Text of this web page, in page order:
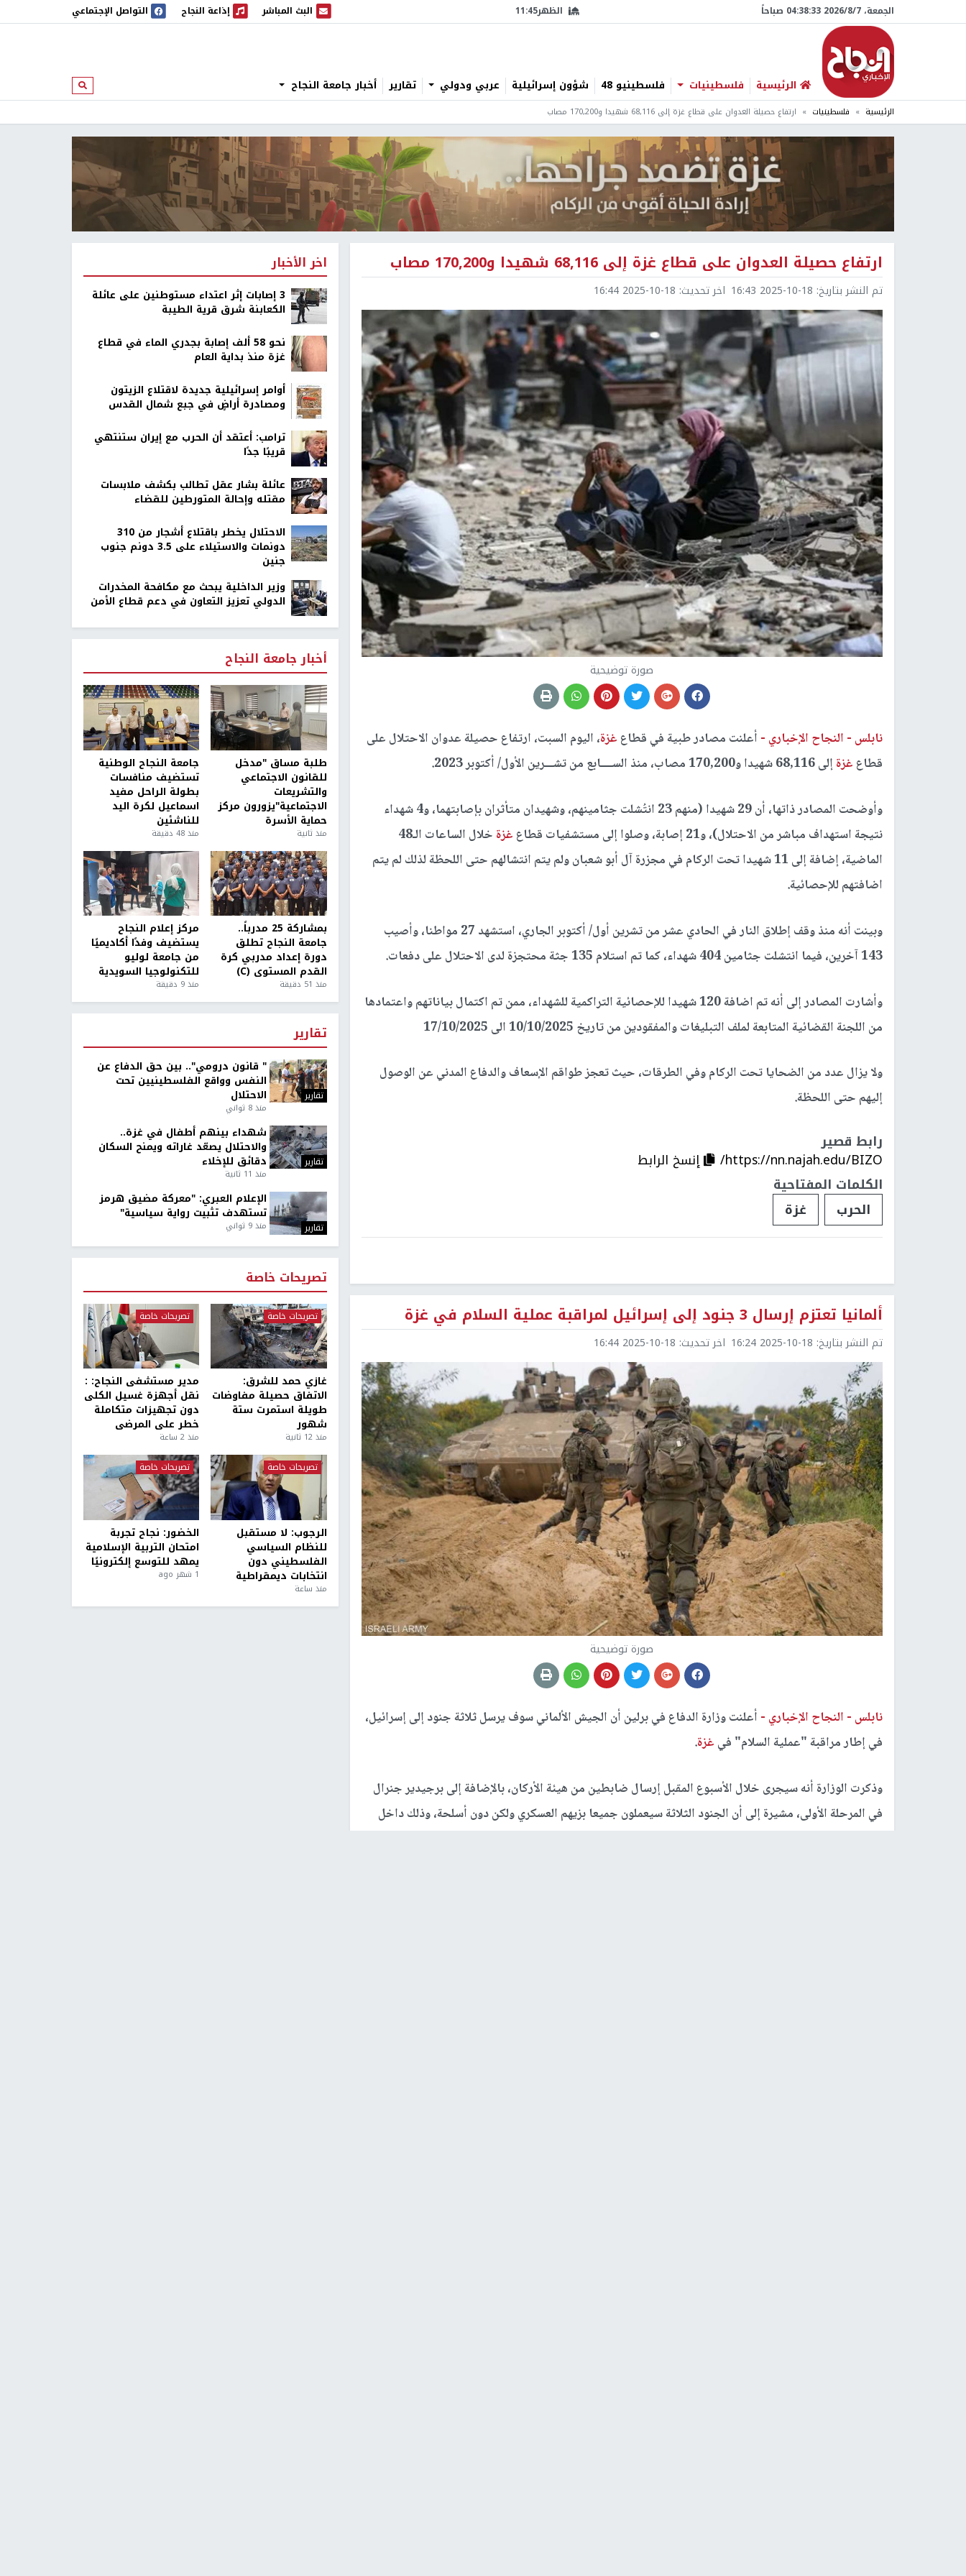
الجمعة، 7/‏8/‏2026 04:38:34 صباحاً الظهر11:45 البث المباشر
البث المباشر إذاعة النجاح
إذاعة النجاح التواصل الإجتماعي
الرئيسية فلسطينيات فلسطينيو 48 شؤون إسرائيلية عربي ودولي تقارير أخبار جامعة النجاح ابحث
الرئيسية فلسطينيات ارتفاع حصيلة العدوان على قطاع غزة إلى 68,116 شهيدا و170,200 مصاب
ارتفاع حصيلة العدوان على قطاع غزة إلى 68,116 شهيدا و170,200 مصاب
تم النشر بتاريخ: 2025-10-18 16:43 اخر تحديث: 2025-10-18 16:44
صورة توضيحية
نابلس - النجاح الإخباري - أعلنت مصادر طبية في قطاع غزة، اليوم السبت، ارتفاع حصيلة عدوان الاحتلال على
قطاع غزةإلى 68,116 شهيدا و170,200 مصاب، منذ الســــابع من تشـــرين الأول/ أكتوبر 2023.
وأوضحت المصادر ذاتها، أن 29 شهيدا (منهم 23 انتُشلت جثامينهم، وشهيدان متأثران بإصابتهما، و4 شهداء
نتيجة استهداف مباشر من الاحتلال)، و21 إصابة، وصلوا إلى مستشفيات قطاع
غزة
خلال الساعات الـ48
الماضية، إضافة إلى 11 شهيدا تحت الركام في مجزرة آل أبو شعبان ولم يتم انتشالهم حتى اللحظة لذلك لم يتم
اضافتهم للإحصائية.
وبينت أنه منذ وقف إطلاق النار في الحادي عشر من تشرين أول/ أكتوبر الجاري، استشهد 27 مواطنا، وأصيب
143 آخرين، فيما انتشلت جثامين 404 شهداء، كما تم استلام 135 جثة محتجزة لدى الاحتلال على دفعات.
وأشارت المصادر إلى أنه تم اضافة 120 شهيدا للإحصائية التراكمية للشهداء، ممن تم اكتمال بياناتهم واعتمادها
من اللجنة القضائية المتابعة لملف التبليغات والمفقودين من تاريخ 10/10/2025 الى 17/10/2025
ولا يزال عدد من الضحايا تحت الركام وفي الطرقات، حيث تعجز طواقم الإسعاف والدفاع المدني عن الوصول
إليهم حتى اللحظة.
رابط قصير
https://nn.najah.edu/BIZO/
إنسخ الرابط
الكلمات المفتاحية
الحرب
غزة
ألمانيا تعتزم إرسال 3 جنود إلى إسرائيل لمراقبة عملية السلام في غزة
تم النشر بتاريخ: 2025-10-18 16:24 اخر تحديث: 2025-10-18 16:44
صورة توضيحية
نابلس - النجاح الإخباري - أعلنت وزارة الدفاع في برلين أن الجيش الألماني سوف يرسل ثلاثة جنود إلى إسرائيل،
في إطار مراقبة "عملية السلام" في غزة.
وذكرت الوزارة أنه سيجرى خلال الأسبوع المقبل إرسال ضابطين من هيئة الأركان، بالإضافة إلى برجيدير جنرال
في المرحلة الأولى، مشيرة إلى أن الجنود الثلاثة سيعملون جميعا بزيهم العسكري ولكن دون أسلحة، وذلك داخل
اخر الأخبار
‏3 إصابات إثر اعتداء مستوطنين على عائلة
الكعابنة شرق قرية الطيبة
نحو 58 ألف إصابة بجدري الماء في قطاع
غزة منذ بداية العام
أوامر إسرائيلية جديدة لاقتلاع الزيتون
ومصادرة أراضٍ في جبع شمال القدس
ترامب: أعتقد أن الحرب مع إيران ستنتهي
قريبًا جدًا
عائلة بشار عقل تطالب بكشف ملابسات
مقتله وإحالة المتورطين للقضاء
الاحتلال يخطر باقتلاع أشجار من 310
دونمات والاستيلاء على 3.5 دونم جنوب
جنين
وزير الداخلية يبحث مع مكافحة المخدرات
الدولي تعزيز التعاون في دعم قطاع الأمن
أخبار جامعة النجاح
طلبة مساق "مدخل
للقانون الاجتماعي
والتشريعات
الاجتماعية"يزورون مركز
حماية الأسرة
منذ ثانية
جامعة النجاح الوطنية
تستضيف منافسات
بطولة الراحل مفيد
اسماعيل لكرة اليد
للناشئين
منذ 48 دقيقة
بمشاركة 25 مدرباً..
جامعة النجاح تطلق
دورة إعداد مدربي كرة
القدم المستوى (C)
منذ 51 دقيقة
مركز إعلام النجاح
يستضيف وفدًا أكاديميًا
من جامعة لوليو
للتكنولوجيا السويدية
منذ 9 دقيقة
تقارير
تقارير
" قانون درومي".. بين حق الدفاع عن
النفس وواقع الفلسطينيين تحت
الاحتلال
منذ 8 ثواني
تقارير
شهداء بينهم أطفال في غزة..
والاحتلال يصعّد غاراته ويمنح السكان
دقائق للإخلاء
منذ 11 ثانية
تقارير
الإعلام العبري: "معركة مضيق هرمز
تستهدف تثبيت رواية سياسية"
منذ 9 ثواني
تصريحات خاصة
تصريحات خاصة
غازي حمد للشرق:
الاتفاق حصيلة مفاوضات
طويلة استمرت ستة
شهور
منذ 12 ثانية
تصريحات خاصة
مدير مستشفى النجاح: :
نقل أجهزة غسيل الكلى
دون تجهيزات متكاملة
خطر على المرضى
منذ 2 ساعة
تصريحات خاصة
الرجوب: لا مستقبل
للنظام السياسي
الفلسطيني دون
انتخابات ديمقراطية
منذ ساعة
تصريحات خاصة
الخضور: نجاح تجربة
امتحان التربية الإسلامية
يمهد للتوسع إلكترونيًا
1 شهر ago